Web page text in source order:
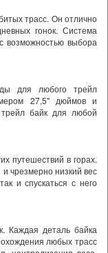
трасс. Он отлично
гонок. Система
возможностью выбора
для любого трейл
27,5" дюймов и
байк для любой
путешествий в горах.
чрезмерно низкий вес
и спускаться с него
Каждая деталь байка
любых трасс